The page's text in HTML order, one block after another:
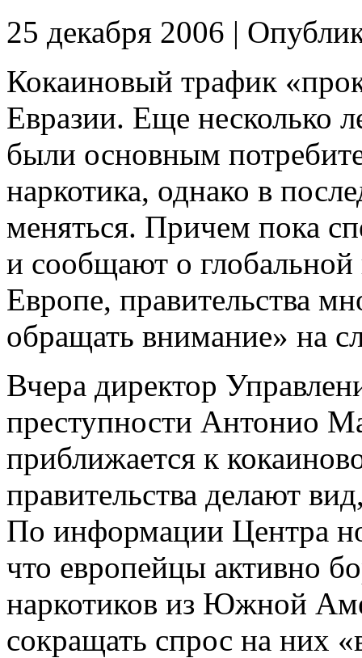
25 декабря 2006 |
Кокаиновый трафик
Евразии. Еще несколько
были основным
наркотика, однако в
меняться. Причем пока
и сообщают о
Европе, правительства
обращать внимание» на
Вчера директор
преступности Антонио
приближается к
правительства делают
По информации Центра
что европейцы активно
наркотиков из Южной
сокращать спрос на них